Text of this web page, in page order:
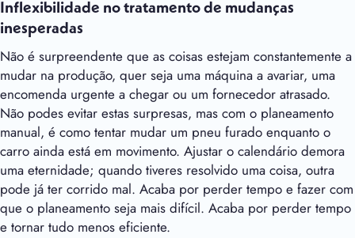
Inflexibilidade no tratamento de mudanças
inesperadas
Não é surpreendente que as coisas estejam constantemente a
mudar na produção, quer seja uma máquina a avariar, uma
encomenda urgente a chegar ou um fornecedor atrasado.
Não podes evitar estas surpresas, mas com o planeamento
manual, é como tentar mudar um pneu furado enquanto o
carro ainda está em movimento. Ajustar o calendário demora
uma eternidade; quando tiveres resolvido uma coisa, outra
pode já ter corrido mal. Acaba por perder tempo e fazer com
que o planeamento seja mais difícil. Acaba por perder tempo
e tornar tudo menos eficiente.